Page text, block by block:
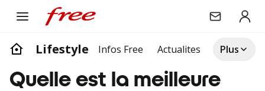
Lifestyle Infos Free Actualites Plus
Quelle est la meilleure